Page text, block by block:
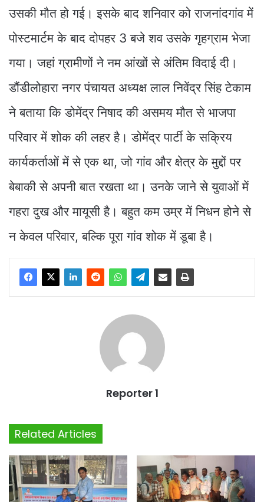
उसकी मौत हो गई। इसके बाद शनिवार को राजनांदगांव में
पोस्टमार्टम के बाद दोपहर 3 बजे शव उसके गृहग्राम भेजा
गया। जहां ग्रामीणों ने नम आंखों से अंतिम विदाई दी।
डौंडीलोहारा नगर पंचायत अध्यक्ष लाल निवेंद्र सिंह टेकाम
ने बताया कि डोमेंद्र निषाद की असमय मौत से भाजपा
परिवार में शोक की लहर है। डोमेंद्र पार्टी के सक्रिय
कार्यकर्ताओं में से एक था, जो गांव और क्षेत्र के मुद्दों पर
बेबाकी से अपनी बात रखता था। उनके जाने से युवाओं में
गहरा दुख और मायूसी है। बहुत कम उम्र में निधन होने से
न केवल परिवार, बल्कि पूरा गांव शोक में डूबा है।
Reporter 1
Related Articles